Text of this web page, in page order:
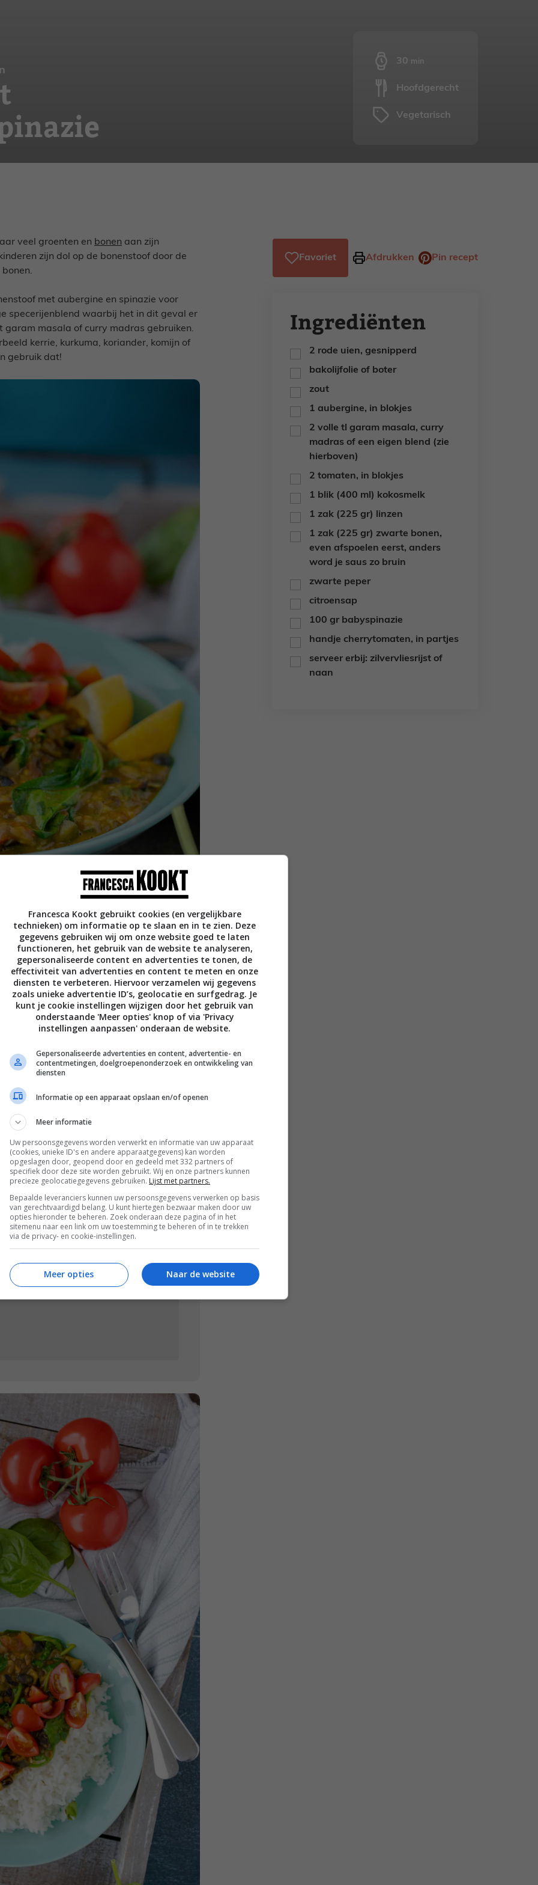
30 minuten
min
Hoofdgerecht
Vegetarisch
veel groenten en bonen aan zijn
zijn dol op de bonenstoof door de
met aubergine en spinazie voor
specerijenblend waarbij het in dit geval er
garam masala of curry madras gebruiken.
kerrie, kurkuma, koriander, komijn of
gebruik dat!
bakolijfolie of een klontje boter met
en bak de blokjes rondom bruin. Bak
en zwarte bonen erdoor. Laat
op de pan.
peper, eventueel extra zout en een
alleen maar even kort te slinken.
Garneer met partjes cherrytomaat
bij.
Favoriet Afdrukken Pin recept
Ingrediënten
▢
2 rode uien, gesnipperd
▢bakolijfolie of boter
▢
zout
▢
1 aubergine, in blokjes
▢
2 volle tl garam masala, curry
madras of een eigen blend (zie
hierboven)
▢
2 tomaten, in blokjes
▢
1 blik (400 ml) kokosmelk
▢
1 zak (225 gr) linzen
▢
1 zak (225 gr) zwarte bonen,
even afspoelen eerst, anders
word je saus zo bruin
▢
zwarte peper
▢
citroensap
▢
100 gr babyspinazie
▢handje cherrytomaten, in partjes
▢
serveer erbij: zilvervliesrijst of
naan
Francesca Kookt gebruikt cookies (en vergelijkbare
technieken) om informatie op te slaan en in te zien. Deze
gegevens gebruiken wij om onze website goed te laten
functioneren, het gebruik van de website te analyseren,
gepersonaliseerde content en advertenties te tonen, de
effectiviteit van advertenties en content te meten en onze
diensten te verbeteren. Hiervoor verzamelen wij gegevens
zoals unieke advertentie ID’s, geolocatie en surfgedrag. Je
kunt je cookie instellingen wijzigen door het gebruik van
onderstaande 'Meer opties' knop of via 'Privacy
instellingen aanpassen' onderaan de website.
Gepersonaliseerde advertenties en content, advertentie- en
contentmetingen, doelgroepenonderzoek en ontwikkeling van
diensten
Informatie op een apparaat opslaan en/of openen
Meer informatie
Uw persoonsgegevens worden verwerkt en informatie van uw apparaat
(cookies, unieke ID's en andere apparaatgegevens) kan worden
opgeslagen door, geopend door en gedeeld met 332 partners of
specifiek door deze site worden gebruikt. Wij en onze partners kunnen
precieze geolocatiegegevens gebruiken. Lijst met partners.
Bepaalde leveranciers kunnen uw persoonsgegevens verwerken op basis
van gerechtvaardigd belang. U kunt hiertegen bezwaar maken door uw
opties hieronder te beheren. Zoek onderaan deze pagina of in het
sitemenu naar een link om uw toestemming te beheren of in te trekken
via de privacy- en cookie-instellingen.
Naar de website
Meer opties